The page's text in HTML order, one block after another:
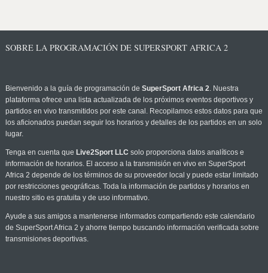
SOBRE LA PROGRAMACIÓN DE SUPERSPORT AFRICA 2
Bienvenido a la guía de programación de SuperSport Africa 2. Nuestra
plataforma ofrece una lista actualizada de los próximos eventos deportivos y
partidos en vivo transmitidos por este canal. Recopilamos estos datos para que
los aficionados puedan seguir los horarios y detalles de los partidos en un solo
lugar.
Tenga en cuenta que Live2Sport LLC solo proporciona datos analíticos e
información de horarios. El acceso a la transmisión en vivo en SuperSport
Africa 2 depende de los términos de su proveedor local y puede estar limitado
por restricciones geográficas. Toda la información de partidos y horarios en
nuestro sitio es gratuita y de uso informativo.
Ayude a sus amigos a mantenerse informados compartiendo este calendario
de SuperSport Africa 2 y ahorre tiempo buscando información verificada sobre
transmisiones deportivas.